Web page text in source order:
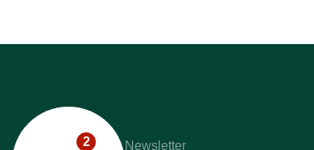
2 Newsletter